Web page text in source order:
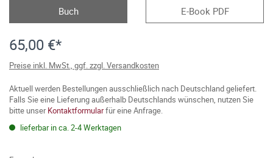
Buch E-Book PDF
65,00 €*
Preise inkl. MwSt., ggf. zzgl. Versandkosten
Aktuell werden Bestellungen ausschließlich nach Deutschland geliefert.
Falls Sie eine Lieferung außerhalb Deutschlands wünschen, nutzen Sie
bitte unserKontaktformularfür eine Anfrage.
lieferbar in ca. 2-4 Werktagen